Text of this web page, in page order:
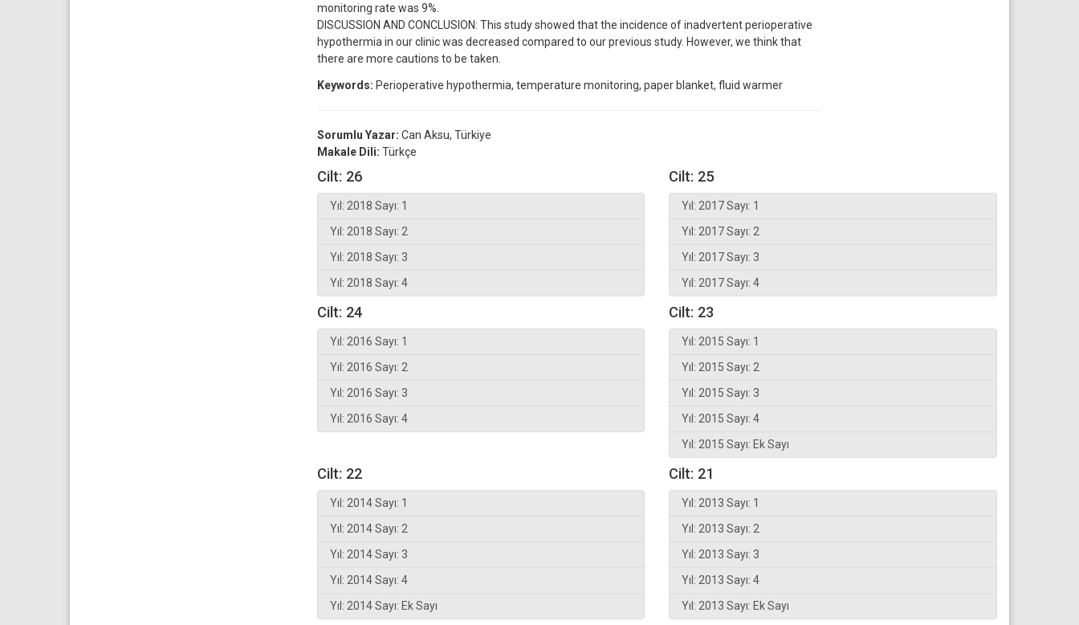
monitoring rate was 9%.
DISCUSSION AND CONCLUSION: This study showed that the incidence of inadvertent perioperative
hypothermia in our clinic was decreased compared to our previous study. However, we think that
there are more cautions to be taken.
Keywords: Perioperative hypothermia, temperature monitoring, paper blanket, fluid warmer
Sorumlu Yazar: Can Aksu, Türkiye
Makale Dili: Türkçe
Cilt: 26
Yıl: 2018 Sayı: 1
Yıl: 2018 Sayı: 2
Yıl: 2018 Sayı: 3
Yıl: 2018 Sayı: 4
Cilt: 25
Yıl: 2017 Sayı: 1
Yıl: 2017 Sayı: 2
Yıl: 2017 Sayı: 3
Yıl: 2017 Sayı: 4
Cilt: 24
Yıl: 2016 Sayı: 1
Yıl: 2016 Sayı: 2
Yıl: 2016 Sayı: 3
Yıl: 2016 Sayı: 4
Cilt: 23
Yıl: 2015 Sayı: 1
Yıl: 2015 Sayı: 2
Yıl: 2015 Sayı: 3
Yıl: 2015 Sayı: 4
Yıl: 2015 Sayı: Ek Sayı
Cilt: 22
Yıl: 2014 Sayı: 1
Yıl: 2014 Sayı: 2
Yıl: 2014 Sayı: 3
Yıl: 2014 Sayı: 4
Yıl: 2014 Sayı: Ek Sayı
Cilt: 21
Yıl: 2013 Sayı: 1
Yıl: 2013 Sayı: 2
Yıl: 2013 Sayı: 3
Yıl: 2013 Sayı: 4
Yıl: 2013 Sayı: Ek Sayı